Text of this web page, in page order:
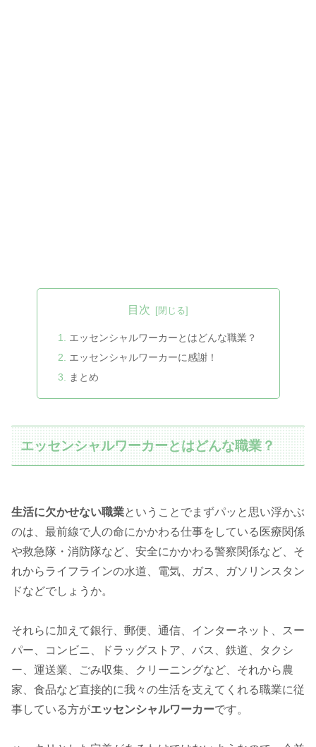
目次
エッセンシャルワーカーとはどんな職業？
エッセンシャルワーカーに感謝！
まとめ
エッセンシャルワーカーとはどんな職業？
生活に欠かせない職業ということでまずパッと思い浮かぶ
のは、最前線で人の命にかかわる仕事をしている医療関係
や救急隊・消防隊など、安全にかかわる警察関係など、そ
れからライフラインの水道、電気、ガス、ガソリンスタン
ドなどでしょうか。
それらに加えて銀行、郵便、通信、インターネット、スー
パー、コンビニ、ドラッグストア、バス、鉄道、タクシ
ー、運送業、ごみ収集、クリーニングなど、それから農
家、食品など直接的に我々の生活を支えてくれる職業に従
事している方がエッセンシャルワーカーです。